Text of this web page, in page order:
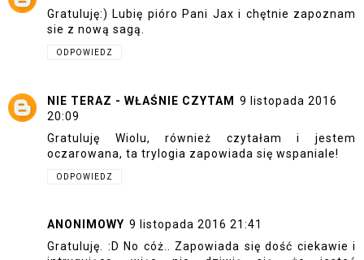
Gratuluję:) Lubię pióro Pani Jax i chętnie zapoznam
sie z nową sagą.
ODPOWIEDZ
NIE TERAZ - WŁAŚNIE CZYTAM
9 listopada 2016
20:09
Gratuluję Wiolu, również czytałam i jestem
oczarowana, ta trylogia zapowiada się wspaniale!
ODPOWIEDZ
ANONIMOWY 9 listopada 2016 21:41
Gratuluję. :D No cóż.. Zapowiada się dość ciekawie i